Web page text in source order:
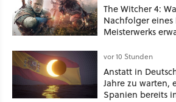
The Witcher 4:
Nachfolger
Meisterwerks
vor 10 Stunden
Anstatt in
Jahre zu warten,
Spanien bereits